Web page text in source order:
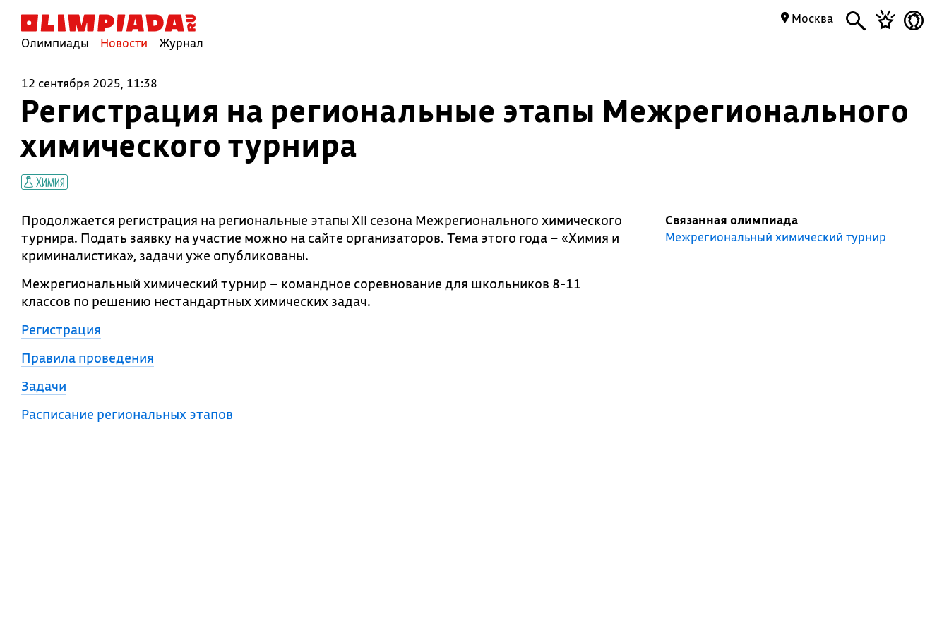
Олимпиады Новости Журнал
Москва
12 сентября 2025, 11:38
Регистрация на региональные этапы Межрегионального
химического турнира
Химия
Продолжается регистрация на региональные этапы XII сезона Межрегионального химического
турнира. Подать заявку на участие можно на сайте организаторов. Тема этого года – «Химия и
криминалистика», задачи уже опубликованы.
Межрегиональный химический турнир – командное соревнование для школьников 8-11
классов по решению нестандартных химических задач.
Регистрация
Правила проведения
Задачи
Расписание региональных этапов
Связанная олимпиада
Межрегиональный химический турнир